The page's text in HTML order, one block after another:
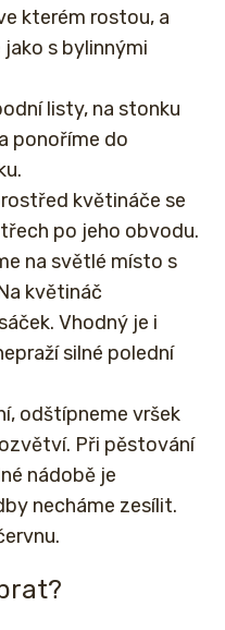
kterém rostou, a
s bylinnými
listy, na stonku
ponoříme do
květináče se
po jeho obvodu.
na světlé místo s
květináč
Vhodný je i
silné polední
odštípneme vršek
Při pěstování
nádobě je
necháme zesílit.